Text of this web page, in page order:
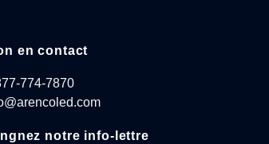
en contact
774-7870
notre info-lettre